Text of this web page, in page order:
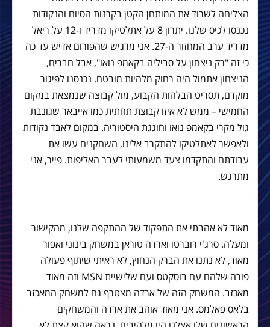
הצליחה לשרוד את המותחן הקטן בקרנות הסיום והנקודות
נכנסו לכיס שלנו. יתרון 8 על אתלטיקו מדריד ו-12 על ריאל
מדריד ערב המחזור ה-27. אני מרגיש שהפורום אדיש עד כה
כי זה "רק ניצחון על סביליה בקאמפ נואו", אבל חברים,
הניצחון אתמול היה רחוק מלהיות מובטח. נכנסנו לפיגור
מוקדם, תסריט הבלהות הקבוע, מול קבוצה שנמצאת במקום
החמישי – ממש לא איזו קבוצת תחתית כמו אייבאר שגונבת
גול מקרי בקאמפ נואו וחוגגת היסטוריה. במקום לאבד נקודות
ולאפשר לאתלטיקו להתקרב אלינו, השחקנים עשו את
עבודתם והתקדמו צעד משמעותי לעבר האליפות. פייר, אני
מתרגש.
מאוד לא אהבתי את התפקוד של ההתקפה שלנו, מהקישור
ומעלה. סרג'י רוברטו וארדה טוראן במשחק בינוני ואפור
מאוד, לא נתנו את הברק הנחוץ, לא ראיתי שיתוף פעולה
פורה שלהם עם בוסקטס ועם שלישיית MSN וזה מאוד
מאכזב. המשחק הזה של ארדה מצטרף גם למשחק המאכזב
בלאס פאלמס. אני מאוד אוהב את ארדה והמשחקים